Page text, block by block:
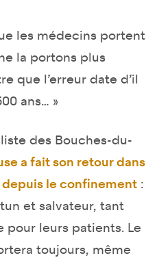
les médecins portent
la portons plus
que l’erreur date d’il
ans… »
des Bouches-du-
a fait son retour dans
le confinement :
et salvateur, tant
pour leurs patients. Le
toujours, même